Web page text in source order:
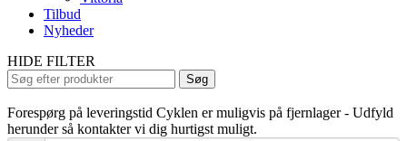
Tilbud
Nyheder
HIDE FILTER
Search
for:
Søg
Forespørg på leveringstid Cyklen er muligvis på fjernlager - Udfyld
herunder så kontakter vi dig hurtigst muligt.